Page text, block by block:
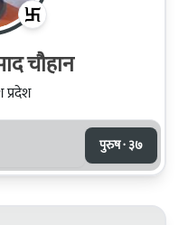
चौहान
प्रदेश
पुरुष · ३७